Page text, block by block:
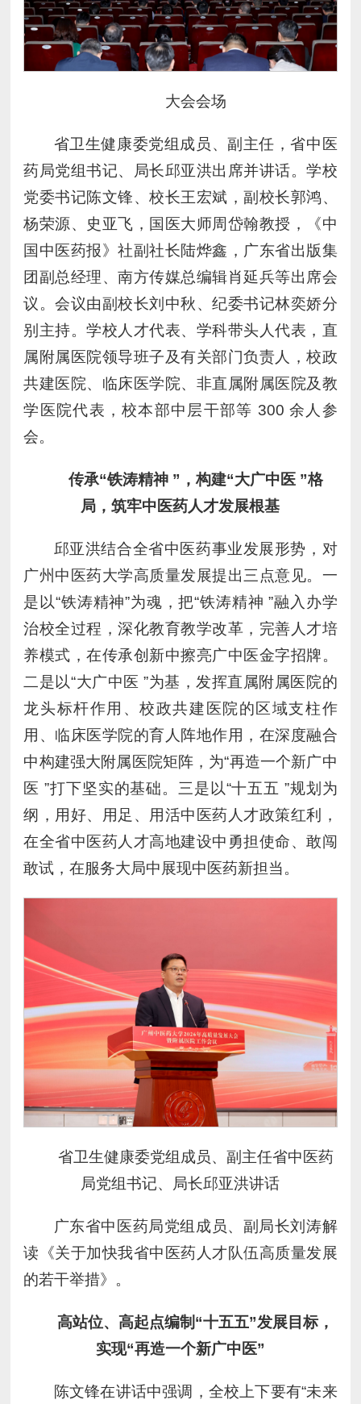
大会会场
省卫生健康委党组成员、副主任，省中医
药局党组书记、局长邱亚洪出席并讲话。学校
党委书记陈文锋、校长王宏斌，副校长郭鸿、
杨荣源、史亚飞，国医大师周岱翰教授，《中
国中医药报》社副社长陆烨鑫，广东省出版集
团副总经理、南方传媒总编辑肖延兵等出席会
议。会议由副校长刘中秋、纪委书记林奕娇分
别主持。学校人才代表、学科带头人代表，直
属附属医院领导班子及有关部门负责人，校政
共建医院、临床医学院、非直属附属医院及教
学医院代表，校本部中层干部等 300 余人参
会。
传承“铁涛精神 ”，构建“大广中医 ”格
局，筑牢中医药人才发展根基
邱亚洪结合全省中医药事业发展形势，对
广州中医药大学高质量发展提出三点意见。一
是以“铁涛精神”为魂，把“铁涛精神 ”融入办学
治校全过程，深化教育教学改革，完善人才培
养模式，在传承创新中擦亮广中医金字招牌。
二是以“大广中医 ”为基，发挥直属附属医院的
龙头标杆作用、校政共建医院的区域支柱作
用、临床医学院的育人阵地作用，在深度融合
中构建强大附属医院矩阵，为“再造一个新广中
医 ”打下坚实的基础。三是以“十五五 ”规划为
纲，用好、用足、用活中医药人才政策红利，
在全省中医药人才高地建设中勇担使命、敢闯
敢试，在服务大局中展现中医药新担当。
省卫生健康委党组成员、副主任省中医药
局党组书记、局长邱亚洪讲话
广东省中医药局党组成员、副局长刘涛解
读《关于加快我省中医药人才队伍高质量发展
的若干举措》。
高站位、高起点编制“十五五”发展目标，
实现“再造一个新广中医”
陈文锋在讲话中强调，全校上下要有“未来